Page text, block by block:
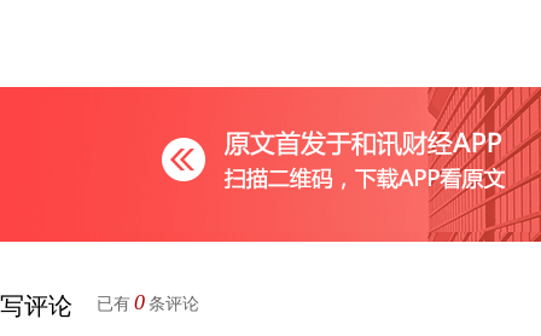
写评论 已有 0 条评论